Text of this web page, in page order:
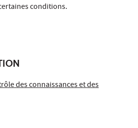
conditions.
des connaissances et des